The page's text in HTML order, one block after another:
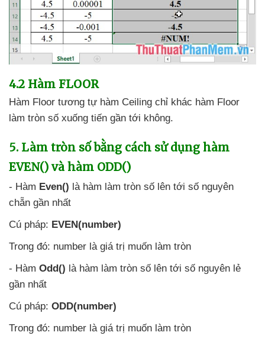
4.2 Hàm FLOOR
Hàm Floor tương tự hàm Ceiling chỉ khác hàm Floor
làm tròn số xuống tiến gần tới không.
5. Làm tròn số bằng cách sử dụng hàm
EVEN() và hàm ODD()
- Hàm Even() là hàm làm tròn số lên tới số nguyên
chẵn gần nhất
Cú pháp: EVEN(number)
Trong đó: number là giá trị muốn làm tròn
- Hàm Odd() là hàm làm tròn số lên tới số nguyên lẻ
gần nhất
Cú pháp: ODD(number)
Trong đó: number là giá trị muốn làm tròn